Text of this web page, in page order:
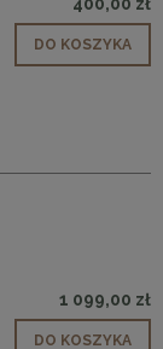
DO KOSZYKA
1 099,00 zł
DO KOSZYKA